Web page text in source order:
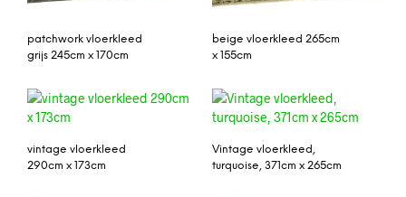
patchwork vloerkleed
grijs 245cm x 170cm
beige vloerkleed 265cm
x 155cm
vintage vloerkleed
290cm x 173cm
Vintage vloerkleed,
turquoise, 371cm x 265cm